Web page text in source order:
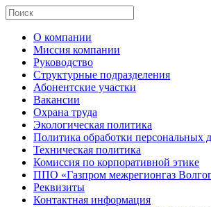
О компании
Миссия компании
Руководство
Структурные подразделения
Абонентские участки
Вакансии
Охрана труда
Экологическая политика
Политика обработки персональных
Техническая политика
Комиссия по корпоративной этике
ППО «Газпром межрегионгаз
Реквизиты
Контактная информация